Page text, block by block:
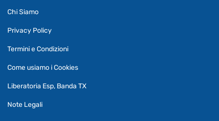
Chi Siamo
Privacy Policy
Termini e Condizioni
Come usiamo i Cookies
Liberatoria Esp, Banda TX
Note Legali